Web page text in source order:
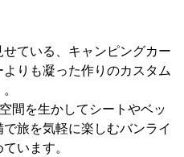
ている、キャンピングカー
りも凝った作りのカスタム
間を生かしてシートやベッ
旅を気軽に楽しむバンライ
います。